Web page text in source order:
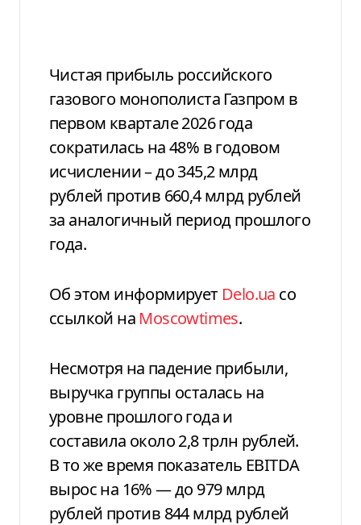
Чистая прибыль российского
газового монополиста Газпром в
первом квартале 2026 года
сократилась на 48% в годовом
исчислении – до 345,2 млрд
рублей против 660,4 млрд рублей
за аналогичный период прошлого
года.
Об этом информирует Delo.ua со
ссылкой на Мoscowtimes.
Несмотря на падение прибыли,
выручка группы осталась на
уровне прошлого года и
составила около 2,8 трлн рублей.
В то же время показатель EBITDA
вырос на 16% — до 979 млрд
рублей против 844 млрд рублей